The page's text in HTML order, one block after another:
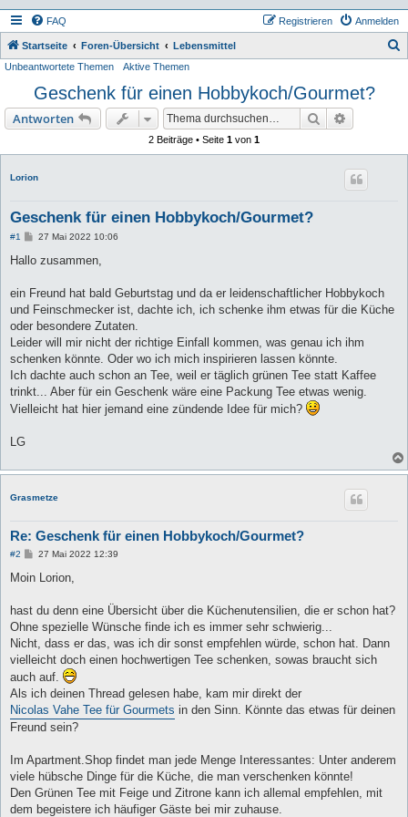
FAQ Anmelden
Registrieren
Startseite Foren-Übersicht Lebensmittel
Unbeantwortete Themen Aktive Themen
Geschenk für einen Hobbykoch/Gourmet?
Antworten Suche
2 Beiträge • Seite 1 von 1
Lorion
Geschenk für einen Hobbykoch/Gourmet?
#1
B
i
a
27 Mai 2022 10:06
Hallo zusammen,
ein Freund hat bald Geburtstag und da er leidenschaftlicher Hobbykoch
und Feinschmecker ist, dachte ich, ich schenke ihm etwas für die Küche
oder besondere Zutaten.
Leider will mir nicht der richtige Einfall kommen, was genau ich ihm
schenken könnte. Oder wo ich mich inspirieren lassen könnte.
Ich dachte auch schon an Tee, weil er täglich grünen Tee statt Kaffee
trinkt... Aber für ein Geschenk wäre eine Packung Tee etwas wenig.
Vielleicht hat hier jemand eine zündende Idee für mich?
LG
Grasmetze
Re: Geschenk für einen Hobbykoch/Gourmet?
#2
B
i
a
27 Mai 2022 12:39
Moin Lorion,
hast du denn eine Übersicht über die Küchenutensilien, die er schon hat?
Ohne spezielle Wünsche finde ich es immer sehr schwierig...
Nicht, dass er das, was ich dir sonst empfehlen würde, schon hat. Dann
vielleicht doch einen hochwertigen Tee schenken, sowas braucht sich
auch auf.
Als ich deinen Thread gelesen habe, kam mir direkt der
Nicolas Vahe Tee für Gourmets in den Sinn. Könnte das etwas für deinen
Freund sein?
Im Apartment.Shop findet man jede Menge Interessantes: Unter anderem
viele hübsche Dinge für die Küche, die man verschenken könnte!
Den Grünen Tee mit Feige und Zitrone kann ich allemal empfehlen, mit
dem begeistere ich häufiger Gäste bei mir zuhause.